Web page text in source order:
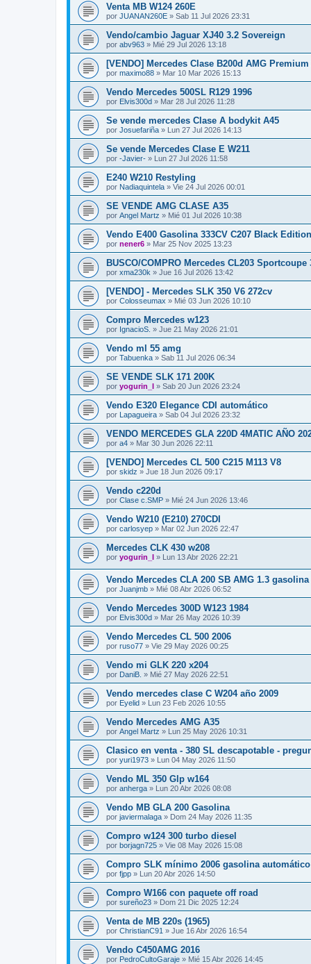
Venta MB W124 260E
por JUANAN260E » Sab 11 Jul 2026 23:31
Vendo/cambio Jaguar XJ40 3.2 Sovereign
por abv963 » Mié 29 Jul 2026 13:18
[VENDO] Mercedes Clase B200d AMG Premium
por maximo88 » Mar 10 Mar 2026 15:13
Vendo Mercedes 500SL R129 1996
por Elvis300d » Mar 28 Jul 2026 11:28
Se vende mercedes Clase A bodykit A45
por Josuefariña » Lun 27 Jul 2026 14:13
Se vende Mercedes Clase E W211
por -Javier- » Lun 27 Jul 2026 11:58
E240 W210 Restyling
por Nadiaquintela » Vie 24 Jul 2026 00:01
SE VENDE AMG CLASE A35
por Angel Martz » Mié 01 Jul 2026 10:38
Vendo E400 Gasolina 333CV C207 Black
por nener6 » Mar 25 Nov 2025 13:23
BUSCO/COMPRO Mercedes CL203
por xma230k » Jue 16 Jul 2026 13:42
[VENDO] - Mercedes SLK 350 V6 272cv
por Colosseumax » Mié 03 Jun 2026 10:10
Compro Mercedes w123
por IgnacioS. » Jue 21 May 2026 21:01
Vendo ml 55 amg
por Tabuenka » Sab 11 Jul 2026 06:34
SE VENDE SLK 171 200K
por yogurin_I » Sab 20 Jun 2026 23:24
Vendo E320 Elegance CDI automático
por Lapagueira » Sab 04 Jul 2026 23:32
VENDO MERCEDES GLA 220D 4MATIC AÑO
por a4 » Mar 30 Jun 2026 22:11
[VENDO] Mercedes CL 500 C215 M113 V8
por skidz » Jue 18 Jun 2026 09:17
Vendo c220d
por Clase c.SMP » Mié 24 Jun 2026 13:46
Vendo W210 (E210) 270CDI
por carlosyep » Mar 02 Jun 2026 22:47
Mercedes CLK 430 w208
por yogurin_I » Lun 13 Abr 2026 22:21
Vendo Mercedes CLA 200 SB AMG 1.3 gasolina
por Juanjmb » Mié 08 Abr 2026 06:52
Vendo Mercedes 300D W123 1984
por Elvis300d » Mar 26 May 2026 10:39
Vendo Mercedes CL 500 2006
por ruso77 » Vie 29 May 2026 00:25
Vendo mi GLK 220 x204
por DaniB. » Mié 27 May 2026 22:51
Vendo mercedes clase C W204 año 2009
por Eyelid » Lun 23 Feb 2026 10:55
Vendo Mercedes AMG A35
por Angel Martz » Lun 25 May 2026 10:31
Clasico en venta - 380 SL descapotable -
por yuri1973 » Lun 04 May 2026 11:50
Vendo ML 350 Glp w164
por anherga » Lun 20 Abr 2026 08:08
Vendo MB GLA 200 Gasolina
por javiermalaga » Dom 24 May 2026 11:35
Compro w124 300 turbo diesel
por borjagn725 » Vie 08 May 2026 15:08
Compro SLK mínimo 2006 gasolina automático
por fjpp » Lun 20 Abr 2026 14:50
Compro W166 con paquete off road
por sureño23 » Dom 21 Dic 2025 12:24
Venta de MB 220s (1965)
por ChristianC91 » Jue 16 Abr 2026 16:54
Vendo C450AMG 2016
por PedroCultoGaraje » Mié 15 Abr 2026 14:45